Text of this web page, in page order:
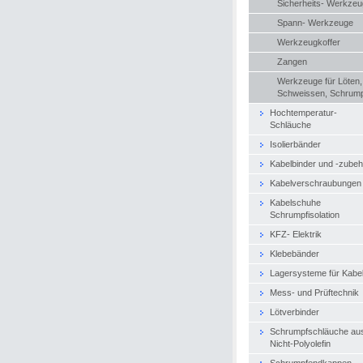
Sicherheits-
Spann- Werkzeuge
Werkzeugkoffer
Zangen
Werkzeuge für Löten,
Schweissen,
Hochtemperatur-
Schläuche
Isolierbänder
Kabelbinder und -
Kabelverschraubungen
Kabelschuhe
Schrumpfisolation
KFZ- Elektrik
Klebebänder
Lagersysteme für Kabel
Mess- und Prüftechnik
Lötverbinder
Schrumpfschläuche
Nicht-Polyolefin